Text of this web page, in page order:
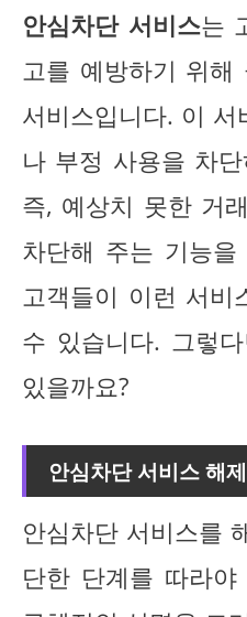
안심차단 서비스는
고를 예방하기 위해
서비스입니다. 이 서
나 부정 사용을 차
즉, 예상치 못한 거
차단해 주는 기능
고객들이 이런 서비
수 있습니다. 그렇
있을까요?
안심차단 서비스 해
안심차단 서비스를
단한 단계를 따라